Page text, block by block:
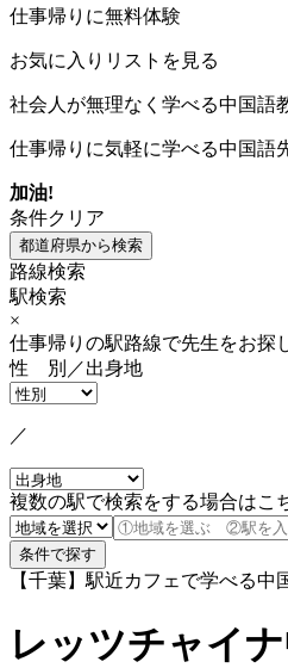
仕事帰りに無料体験
お気に入りリストを見る
社会人が無理なく学べる中国語
仕事帰りに気軽に学べる中国語
加油!
条件クリア
路線検索
駅検索
×
仕事帰りの駅路線で先生をお探
性 別／出身地
／
複数の駅で検索をする場合はこ
【千葉】駅近カフェで学べる中
レッツチャイ